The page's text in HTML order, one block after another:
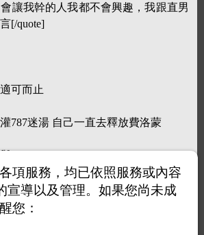
讓我幹的人我都不會興趣，我跟直男
[/quote]
可而止
787迷湯 自己一直去釋放費洛蒙
項服務，均已依照服務或內容
宣導以及管理。如果您尚未成
您：